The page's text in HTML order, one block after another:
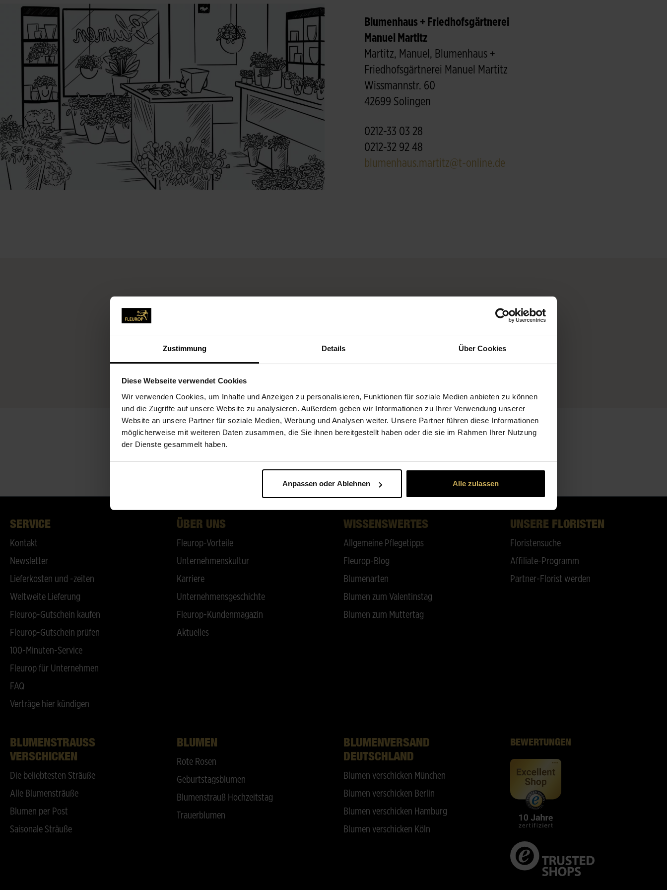
Zustimmung Details Über Cookies
Diese Webseite verwendet Cookies
Wir verwenden Cookies, um Inhalte und Anzeigen zu personalisieren, Funktionen für soziale Medien anbieten zu können
und die Zugriffe auf unsere Website zu analysieren. Außerdem geben wir Informationen zu Ihrer Verwendung unserer
Website an unsere Partner für soziale Medien, Werbung und Analysen weiter. Unsere Partner führen diese Informationen
möglicherweise mit weiteren Daten zusammen, die Sie ihnen bereitgestellt haben oder die sie im Rahmen Ihrer Nutzung
der Dienste gesammelt haben.
Anpassen oder Ablehnen Alle zulassen
Blumenhaus + Friedhofsgärtnerei
Manuel Martitz
Martitz, Manuel, Blumenhaus +
Friedhofsgärtnerei Manuel Martitz
Wissmannstr. 60
42699 Solingen
0212-33 03 28
0212-32 92 48
blumenhaus.martitz@t-online.de
ZURÜCK NACH OBEN
SERVICE
Kontakt
Newsletter
Lieferkosten und -zeiten
Weltweite Lieferung
Fleurop-Gutschein kaufen
Fleurop-Gutschein prüfen
100-Minuten-Service
Fleurop für Unternehmen
FAQ
Verträge hier kündigen
ÜBER UNS
Fleurop-Vorteile
Unternehmenskultur
Karriere
Unternehmensgeschichte
Fleurop-Kundenmagazin
Aktuelles
WISSENSWERTES
Allgemeine Pflegetipps
Fleurop-Blog
Blumenarten
Blumen zum Valentinstag
Blumen zum Muttertag
UNSERE FLORISTEN
Floristensuche
Affiliate-Programm
Partner-Florist werden
BLUMENSTRAUSS V
ERSCHICKEN
Die beliebtesten Sträuße
Alle Blumensträuße
Blumen per Post
Saisonale Sträuße
BLUMEN
Rote Rosen
Geburtstagsblumen
Blumenstrauß Hochzeitstag
Trauerblumen
BLUMENVERSAND
DEUTSCHLAND
Blumen verschicken München
Blumen verschicken Berlin
Blumen verschicken Hamburg
Blumen verschicken Köln
BEWERTUNGEN